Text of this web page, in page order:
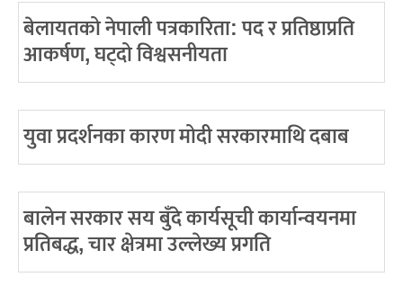
बेलायतको नेपाली पत्रकारिता: पद र प्रतिष्ठाप्रति
आकर्षण, घट्दो विश्वसनीयता
युवा प्रदर्शनका कारण मोदी सरकारमाथि दबाब
बालेन सरकार सय बुँदे कार्यसूची कार्यान्वयनमा
प्रतिबद्ध, चार क्षेत्रमा उल्लेख्य प्रगति